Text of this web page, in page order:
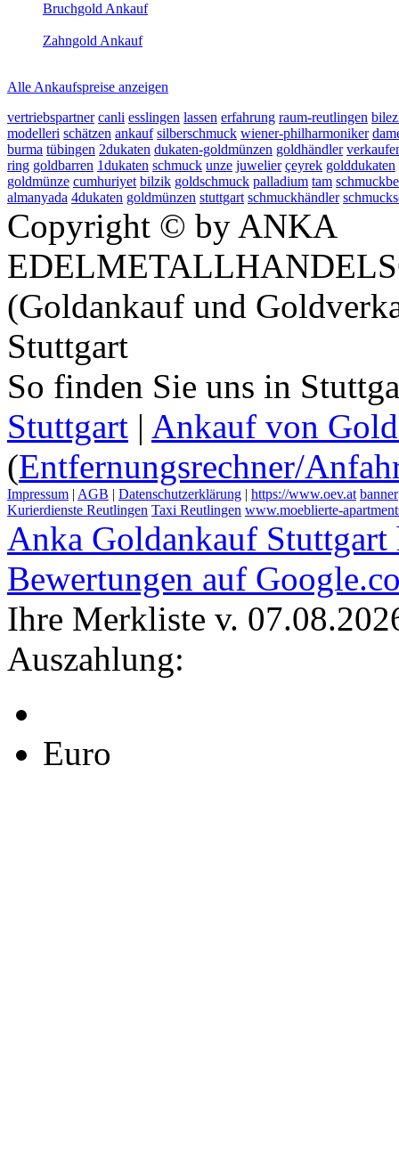
Bruchgold Ankauf
Zahngold Ankauf
Alle Ankaufspreise anzeigen
vertriebspartner canli esslingen lassen erfahrung raum-reutlingen
modelleri schätzen ankauf silberschmuck wiener-philharmoniker
burma tübingen 2dukaten dukaten-goldmünzen goldhändler
ring goldbarren 1dukaten schmuck unze juwelier çeyrek golddukaten
goldmünze cumhuriyet bilzik goldschmuck palladium tam
almanyada 4dukaten goldmünzen stuttgart schmuckhändler
Copyright © by ANKA
(Goldankauf und
Stuttgart
So finden Sie uns in
Stuttgart | Ankauf von
(Entfernungsrechner/
Impressum | AGB | Datenschutzerklärung | https://www.oev.at banner
Kurierdienste Reutlingen Taxi Reutlingen www.moeblierte-
Anka Goldankauf Stuttgart
Bewertungen auf
Ihre Merkliste v.
Auszahlung:
Euro